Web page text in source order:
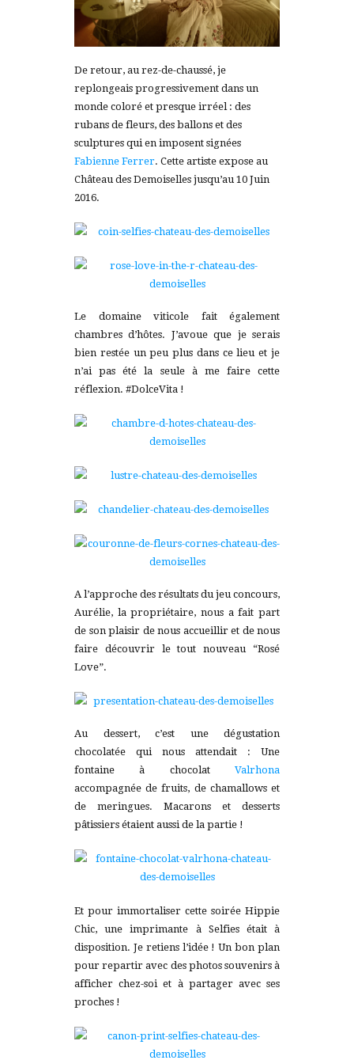
De retour, au rez-de-chaussé, je
replongeais progressivement dans un
monde coloré et presque irréel : des
rubans de fleurs, des ballons et des
sculptures qui en imposent signées
Fabienne Ferrer. Cette artiste expose au
Château des Demoiselles jusqu’au 10 Juin
2016.
Le domaine viticole fait également
chambres d’hôtes. J’avoue que je serais
bien restée un peu plus dans ce lieu et je
n’ai pas été la seule à me faire cette
réflexion. #DolceVita !
A l’approche des résultats du jeu concours,
Aurélie, la propriétaire, nous a fait part
de son plaisir de nous accueillir et de nous
faire découvrir le tout nouveau “Rosé
Love”.
Au dessert, c’est une dégustation
chocolatée qui nous attendait : Une
fontaine à chocolat Valrhona
accompagnée de fruits, de chamallows et
de meringues. Macarons et desserts
pâtissiers étaient aussi de la partie !
Et pour immortaliser cette soirée Hippie
Chic, une imprimante à Selfies était à
disposition. Je retiens l’idée ! Un bon plan
pour repartir avec des photos souvenirs à
afficher chez-soi et à partager avec ses
proches !